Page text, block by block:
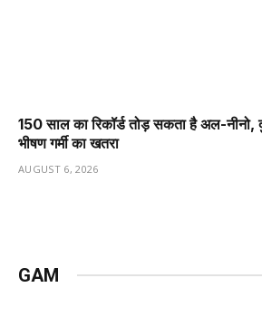
150 साल का रिकॉर्ड तोड़ सकता है अल-नीनो,
भीषण गर्मी का खतरा
AUGUST 6, 2026
GAM